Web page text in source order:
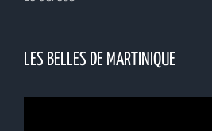
LES BELLES DE MARTINIQUE